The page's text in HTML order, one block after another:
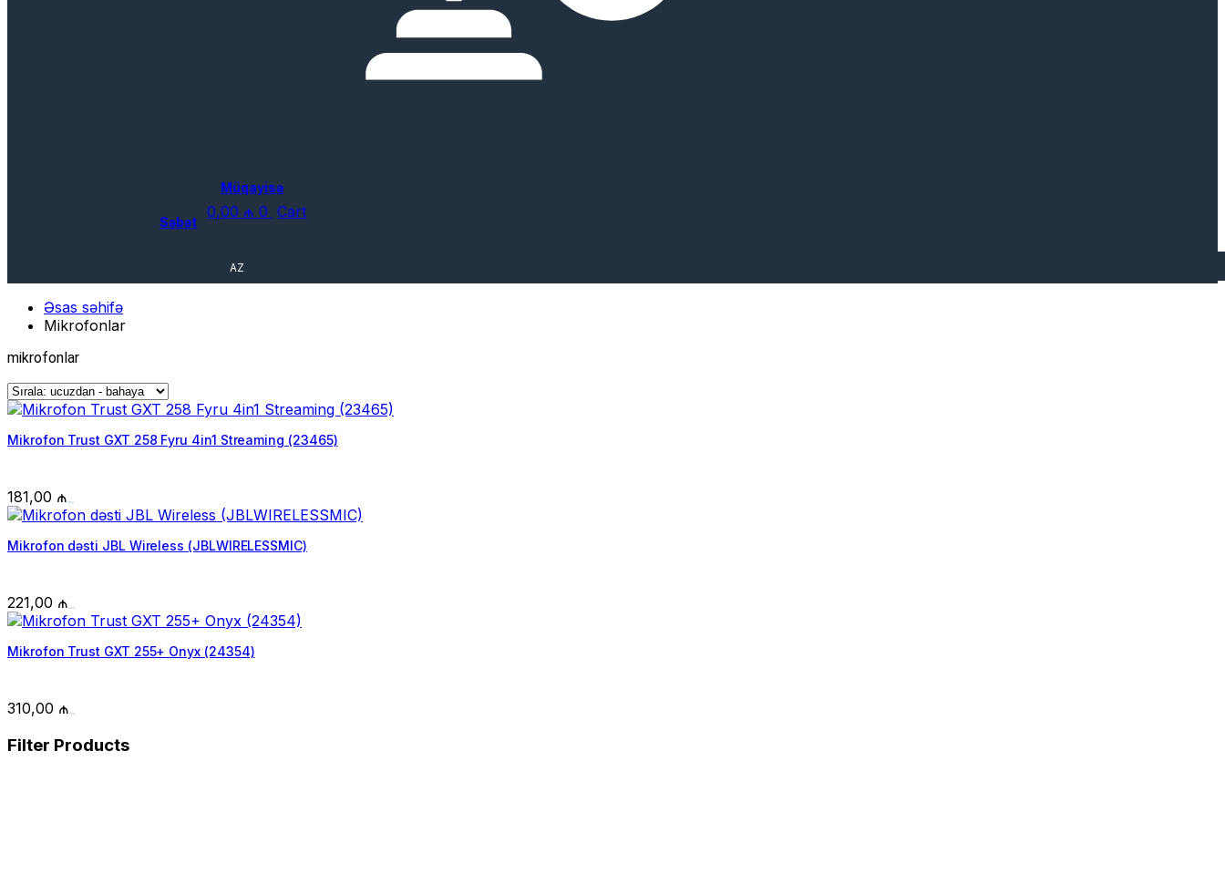
Müqayisə
0,00 ₼ 0 Cart
Səbət
AZ
Əsas səhifə
Mikrofonlar
mikrofonlar
Mikrofon Trust GXT 258 Fyru 4in1 Streaming (23465)
181,00 ₼
Mikrofon dəsti JBL Wireless (JBLWIRELESSMIC)
221,00 ₼
Mikrofon Trust GXT 255+ Onyx (24354)
310,00 ₼
Filter Products